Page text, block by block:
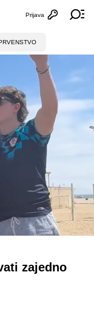
Otvori
Prijava
zajedno